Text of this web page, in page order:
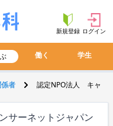
新規登録 ログイン
働く 学生
者 認定NPO法人 キャン
サーネットジャパン